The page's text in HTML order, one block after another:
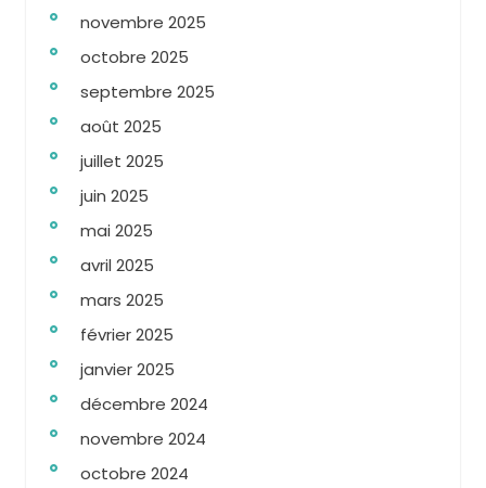
novembre 2025
octobre 2025
septembre 2025
août 2025
juillet 2025
juin 2025
mai 2025
avril 2025
mars 2025
février 2025
janvier 2025
décembre 2024
novembre 2024
octobre 2024